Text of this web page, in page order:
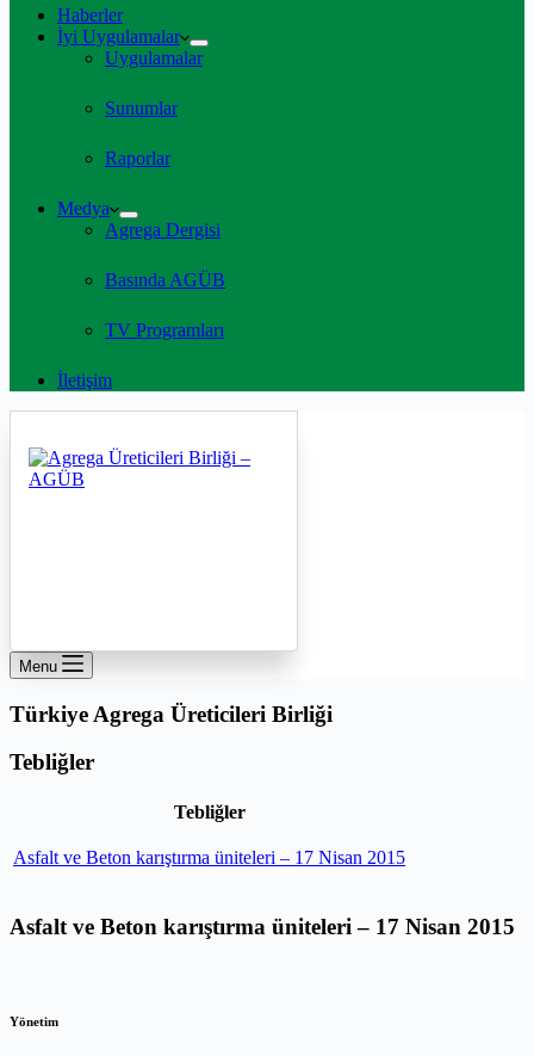
Haberler
İyi Uygulamalar
Uygulamalar
Sunumlar
Raporlar
Medya
Agrega Dergisi
Basında AGÜB
TV Programları
İletişim
Menu
Türkiye Agrega Üreticileri Birliği
Tebliğler
Tebliğler
Asfalt ve Beton karıştırma üniteleri – 17 Nisan 2015
Asfalt ve Beton karıştırma üniteleri – 17 Nisan 2015
Yönetim